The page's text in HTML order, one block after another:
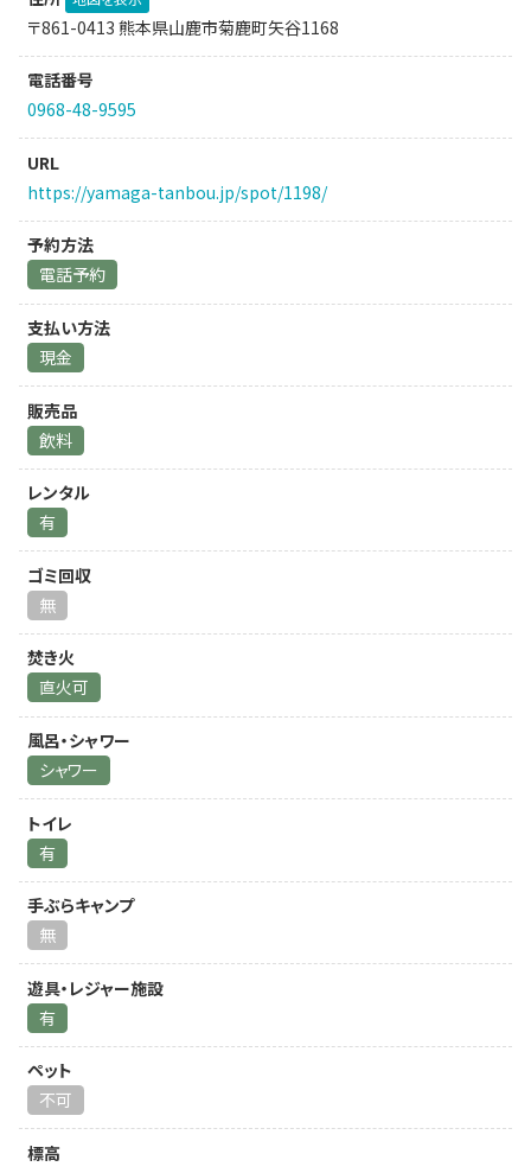
〒861-0413 熊本県山鹿市菊鹿町矢谷1168
電話番号
0968-48-9595
URL
https://yamaga-tanbou.jp/spot/1198/
予約方法
電話予約
支払い方法
現金
販売品
飲料
レンタル
有
ゴミ回収
無
焚き火
直火可
風呂・シャワー
シャワー
トイレ
有
手ぶらキャンプ
無
遊具・レジャー施設
有
ペット
不可
標高